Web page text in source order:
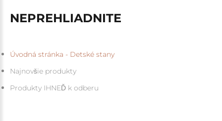
NEPREHLIADNITE
Úvodná stránka - Detské stany
Najnovšie produkty
Produkty IHNEĎ k odberu